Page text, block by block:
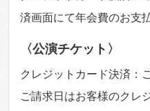
済画面にて年会費のお支
〈公演チケット〉
クレジットカード決済：
ご請求日はお客様のクレ